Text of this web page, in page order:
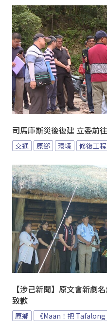
司馬庫斯災後復建 立委前
交通 原鄉 環境 修復工程
【涉己新聞】原文會新劇
致歉
原鄉 《Maan！把 Tafalong